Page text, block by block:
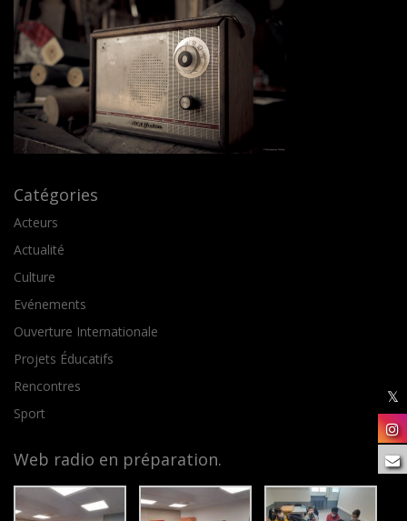
Catégories
Acteurs
Actualité
Culture
Evénements
Ouverture Internationale
Projets Éducatifs
Rencontres
Sport
Web radio en préparation.